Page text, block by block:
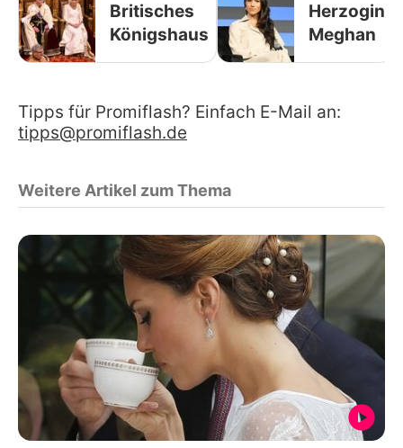
Britisches
Königshaus
Herzogin
Meghan
Tipps für Promiflash? Einfach E-Mail an:
tipps@promiflash.de
Weitere Artikel zum Thema